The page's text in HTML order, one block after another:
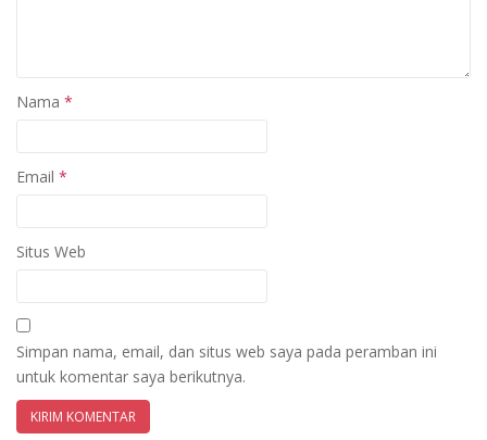
Nama *
Email *
Situs Web
Simpan nama, email, dan situs web saya pada peramban ini
untuk komentar saya berikutnya.